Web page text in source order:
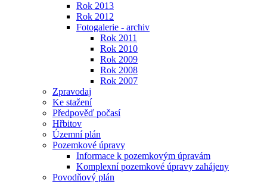
Rok 2013
Rok 2012
Fotogalerie - archiv
Rok 2011
Rok 2010
Rok 2009
Rok 2008
Rok 2007
Zpravodaj
Ke stažení
Předpověď počasí
Hřbitov
Územní plán
Pozemkové úpravy
Informace k pozemkovým úpravám
Komplexní pozemkové úpravy zahájeny
Povodňový plán